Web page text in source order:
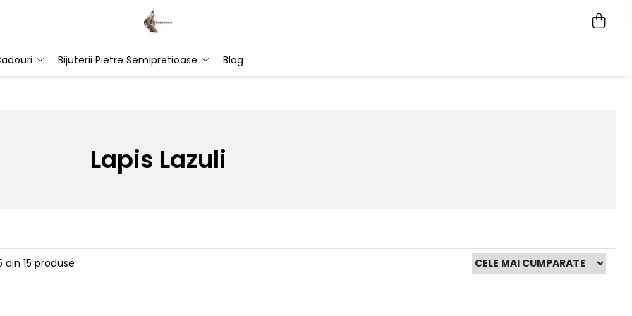
Bijuterii Pietre Semipretioase Blog
Lapis Lazuli
din 15 produse